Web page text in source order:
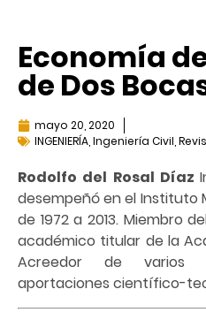
Economía
de Dos
mayo 20, 2020
INGENIERÍA Ingeniería Civil
Rodolfo del Rosal Díaz
desempeñó en el Instituto
de 1972 a 2013. Miembro
académico titular de la
Acreedor de varios
aportaciones científico-